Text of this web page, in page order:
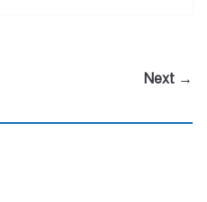
Next →